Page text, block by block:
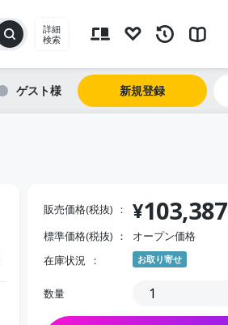
詳細
検索
ゲスト 新規登録
販売価格(税抜) ¥103,387
標準価格(税抜)
オープン価格
在庫状況
お取り寄せ
数量